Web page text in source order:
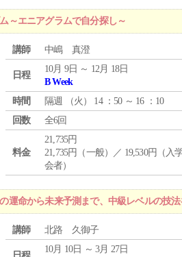
～エニアグラムで自分探し～
講師 中嶋 真澄
日程
10月 9日 ～ 12月 18日
B Week
時間
隔週 （火 ） 14 ：50 ～ 16 ：10
回数
全6回
料金
21,735円
21,735円（一般）／ 19,530円（入
会者）
運命から未来予測まで、中級レベルの技法
講師 北路 久御子
10月 10日 ～ 3月 27日